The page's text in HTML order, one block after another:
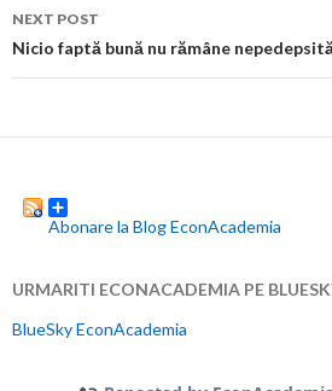
NEXT POST
Nicio faptă bună nu rămâne
Abonare la Blog EconAcademia
URMARITI ECONACADEMIA PE
BlueSky EconAcademia